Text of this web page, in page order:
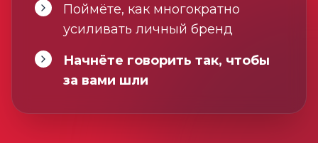
Поймёте, как многократно
усиливать личный бренд
Начнёте говорить так, чтобы
за вами шли